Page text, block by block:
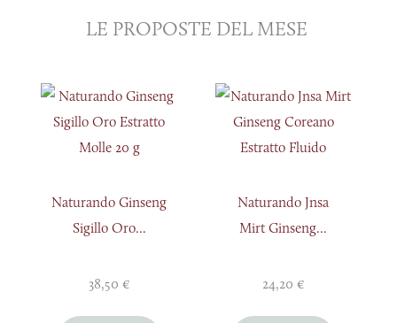
LE PROPOSTE DEL MESE
Naturando Ginseng
Sigillo Oro...
38,50€
Naturando Jnsa
Mirt Ginseng...
24,20€